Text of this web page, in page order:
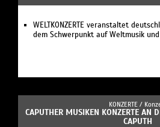
WELTKONZERTE veranstaltet
dem Schwerpunkt auf Weltmusik
KONZERTE /
CAPUTHER MUSIKEN KONZERTE AN
CAPUTH